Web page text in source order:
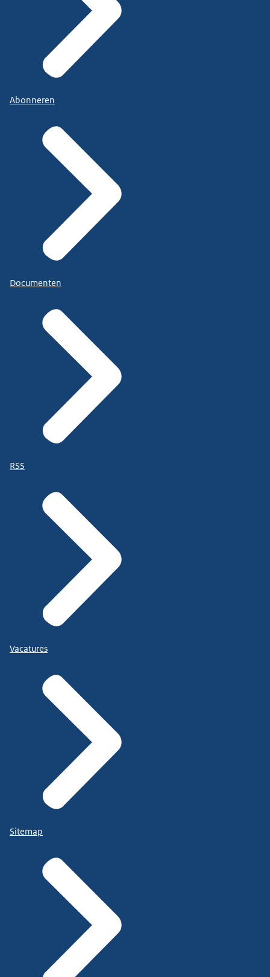
Abonneren
Documenten
RSS
Vacatures
Sitemap